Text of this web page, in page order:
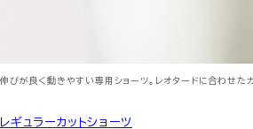
伸びが良く動きやすい専用ショーツ。レオタードに合わせたカ
レギュラーカットショーツ